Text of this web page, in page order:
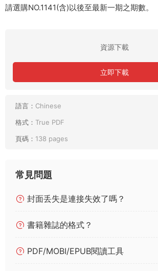
請選購NO.1141(含)以後至最新一期之期數。
資源下載
立即下載
語言： Chinese
格式： True PDF
頁碼： 138 pages
常見問題
封面丢失是連接失效了嗎？
書籍雜誌的格式？
PDF/MOBI/EPUB閱讀工具